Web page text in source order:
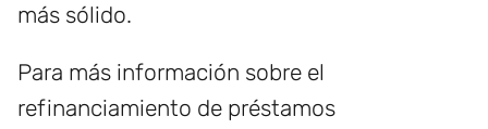
más sólido.
Para más información sobre el
refinanciamiento de préstamos